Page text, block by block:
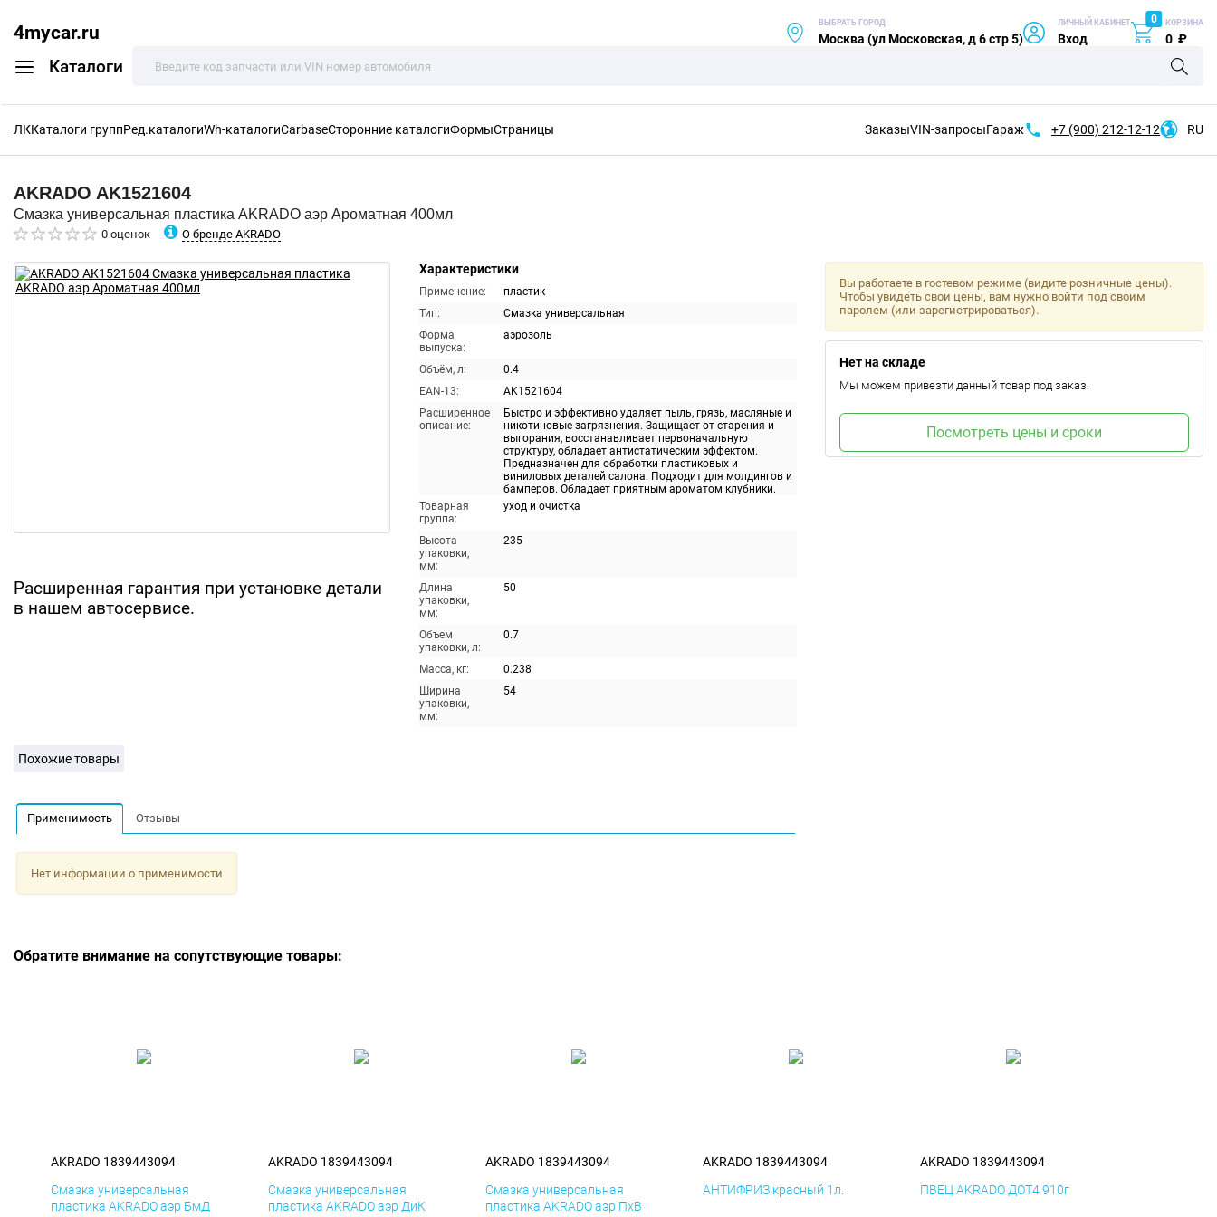
4mycar.ru
Каталоги
ВЫБРАТЬ ГОРОД
Москва (ул Московская, д 6 стр 5)
ЛИЧНЫЙ КАБИНЕТ
Вход
0 КОРЗИНА
0 ₽
ЛККаталоги группРед.каталогиWh-каталогиCarbaseСторонние каталогиФормыСтраницы ЗаказыVIN-запросыГараж +7 (900) 212-12-12 RU
AKRADO AK1521604
Смазка универсальная пластика AKRADO аэр Ароматная 400мл
0 оценок О бренде AKRADO
Расширенная гарантия при установке детали
в нашем автосервисе.
Характеристики
Применение:
пластик
Тип:
Смазка универсальная
Форма
выпуска:
аэрозоль
Объём, л:
0.4
EAN-13:
AK1521604
Расширенное
описание:
Быстро и эффективно удаляет пыль, грязь, масляные и
никотиновые загрязнения. Защищает от старения и
выгорания, восстанавливает первоначальную
структуру, обладает антистатическим эффектом.
Предназначен для обработки пластиковых и
виниловых деталей салона. Подходит для молдингов и
бамперов. Обладает приятным ароматом клубники.
Товарная
группа:
уход и очистка
Высота
упаковки,
мм:
235
Длина
упаковки,
мм:
50
Объем
упаковки, л:
0.7
Масса, кг:
0.238
Ширина
упаковки,
мм:
54
Вы работаете в гостевом режиме (видите розничные цены).
Чтобы увидеть свои цены, вам нужно войти под своим
паролем (или зарегистрироваться).
Нет на складе
Мы можем привезти данный товар под заказ.
Посмотреть цены и сроки
Похожие товары
Применимость Отзывы
Нет информации о применимости
Обратите внимание на сопутствующие товары:
AKRADO 1839443094
Смазка универсальная
пластика AKRADO аэр БмД
AKRADO 1839443094
Смазка универсальная
пластика AKRADO аэр ДиК
AKRADO 1839443094
Смазка универсальная
пластика AKRADO аэр ПхВ
AKRADO 1839443094
АНТИФРИЗ красный 1л.
AKRADO 1839443094
ПВЕЦ AKRADO ДОТ4 910г